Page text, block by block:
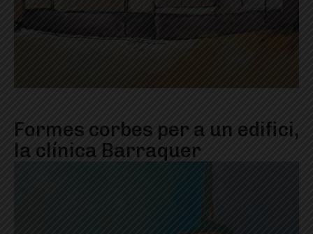
Formes corbes per a un edifici,
la clínica Barraquer